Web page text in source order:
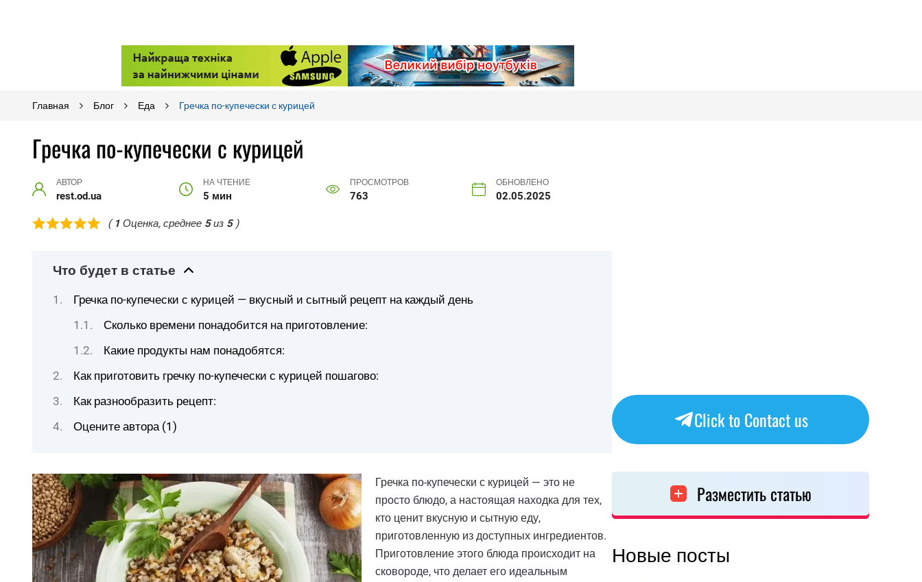
Главная Блог Еда Гречка по-купечески с курицей
Гречка по-купечески с курицей
АВТОР
rest.od.ua
НА ЧТЕНИЕ
5 мин
ПРОСМОТРОВ
763
ОБНОВЛЕНО
02.05.2025
( 1 Оценка, среднее 5из 5)
Что будет в статье
Гречка по-купечески с курицей — вкусный и сытный рецепт на каждый день
Сколько времени понадобится на приготовление:
Какие продукты нам понадобятся:
Как приготовить гречку по-купечески с курицей пошагово:
Как разнообразить рецепт:
Оцените автора (1)
Гречка по-купечески с курицей — это не
просто блюдо, а настоящая находка для тех,
кто ценит вкусную и сытную еду,
приготовленную из доступных ингредиентов.
Приготовление этого блюда происходит на
сковороде, что делает его идеальным
Click to Contact us
Разместить статью
Новые посты